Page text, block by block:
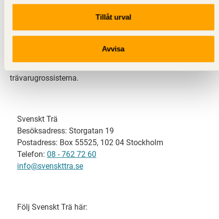
Tillåt urval
Avvisa
Svenskt Trä representerar svensk sågverksindustri
och är en del av branschorganisationen
svensk limträ-, KL-trä- och förpackningsindustri samt
trävarugrossisterna.
Svenskt Trä
Besöksadress: Storgatan 19
Postadress: Box 55525, 102 04 Stockholm
Telefon: 08 - 762 72 60
info@svenskttra.se
Följ Svenskt Trä här: